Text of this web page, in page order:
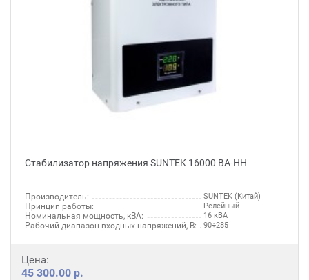
Стабилизатор напряжения SUNTEK 16000 ВА-НН
Производитель: SUNTEK (Китай)
Принцип работы: Релейный
Номинальная мощность, кВА: 16 кВА
Рабочий диапазон входных напряжений, В: 90÷285
Цена:
45 300.00 р.